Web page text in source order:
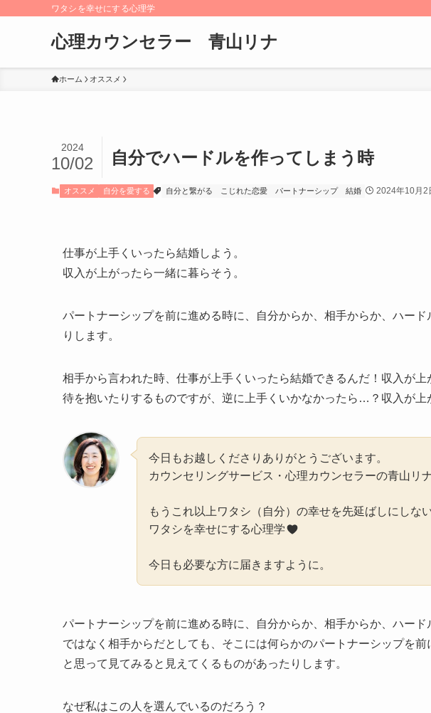
ワタシを幸せにする心理学
心理カウンセラー 青山リナ
ホーム オススメ
自分でハードルを作ってしまう時
2024
10/02
オススメ 自分を愛する 自分と繋がる こじれた恋愛 パートナーシップ 結婚 2024年10月2
仕事が上手くいったら結婚しよう。
収入が上がったら一緒に暮らそう。
パートナーシップを前に進める時に、自分からか、相手からか、ハー
りします。
相手から言われた時、仕事が上手くいったら結婚できるんだ！収入が
待を抱いたりするものですが、逆に上手くいかなかったら…？収入が
今日もお越しくださりありがとうございます。
カウンセリングサービス・心理カウンセラーの青山リナ
もうこれ以上ワタシ（自分）の幸せを先延ばしにしない
ワタシを幸せにする心理学
今日も必要な方に届きますように。
パートナーシップを前に進める時に、自分からか、相手からか、ハー
ではなく相手からだとしても、そこには何らかのパートナーシップを前
と思って見てみると見えてくるものがあったりします。
なぜ私はこの人を選んでいるのだろう？